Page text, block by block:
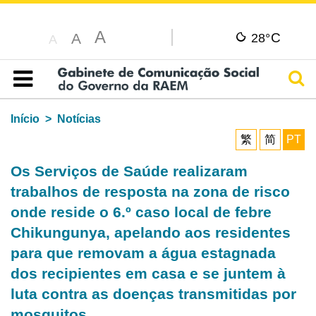
A A A 28°C
Índice
Início
Notícias
繁
简 PT
Os Serviços de Saúde realizaram
trabalhos de resposta na zona de risco
onde reside o 6.º caso local de febre
Chikungunya, apelando aos residentes
para que removam a água estagnada
dos recipientes em casa e se juntem à
luta contra as doenças transmitidas por